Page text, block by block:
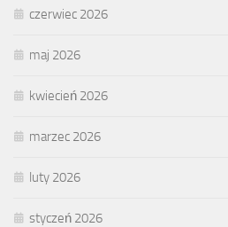
czerwiec 2026
maj 2026
kwiecień 2026
marzec 2026
luty 2026
styczeń 2026